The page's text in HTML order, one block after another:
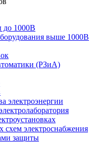
до 1000В
выше 1000В
(РЗиА)
электроэнергии
схем электроснабжения
защиты